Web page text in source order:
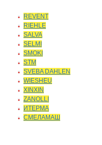
REVENT
RIEHLE
SALVA
SELMI
SMOKI
STM
SVEBA DAHLEN
WIESHEU
XINXIN
ZANOLLI
ИТЕРМА
СМЕЛАМАШ